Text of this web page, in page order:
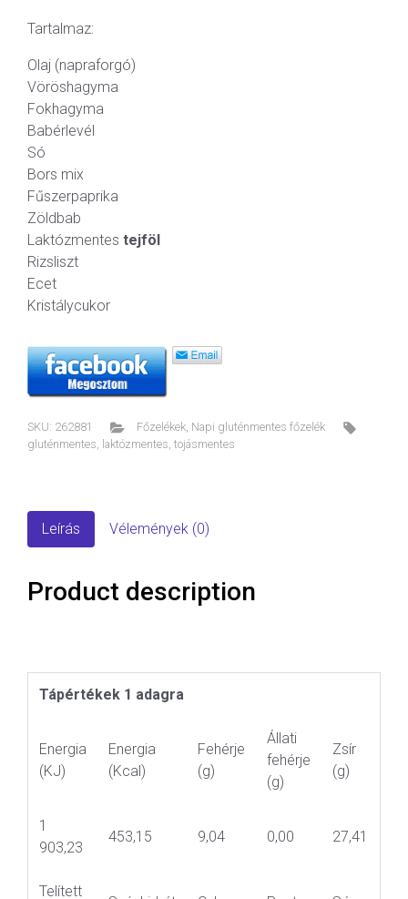
Tartalmaz:
Olaj (napraforgó)
Vöröshagyma
Fokhagyma
Babérlevél
Só
Bors mix
Fűszerpaprika
Zöldbab
Laktózmentes tejföl
Rizsliszt
Ecet
Kristálycukor
SKU: 262881 Főzelékek, Napi gluténmentes főzelék
gluténmentes, laktózmentes, tojásmentes
Leírás Vélemények (0)
Product description
Tápértékek 1 adagra
Energia
(KJ)
Energia
(Kcal)
Fehérje
(g)
Állati
fehérje
(g)
Zsír
(g)
1
903,23
453,15 9,04 0,00 27,41
Telített